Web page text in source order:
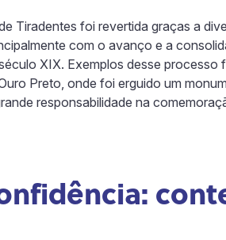
Tiradentes foi revertida graças a
com o avanço e a
XIX. Exemplos desse processo
Preto, onde foi erguido um
responsabilidade na